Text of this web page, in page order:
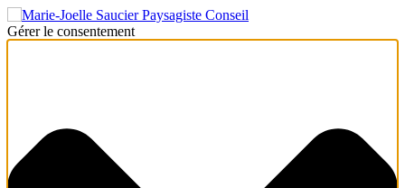
Gérer le consentement